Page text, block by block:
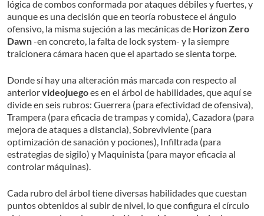
lógica de combos conformada por ataques débiles y fuertes, y
aunque es una decisión que en teoría robustece el ángulo
ofensivo, la misma sujeción a las mecánicas de Horizon Zero
Dawn-en concreto, la falta de lock system- y la siempre
traicionera cámara hacen que el apartado se sienta torpe.
Donde sí hay una alteración más marcada con respecto al
anteriorvideojuegoes en el árbol de habilidades, que aquí se
divide en seis rubros: Guerrera (para efectividad de ofensiva),
Trampera (para eficacia de trampas y comida), Cazadora (para
mejora de ataques a distancia), Sobreviviente (para
optimización de sanación y pociones), Infiltrada (para
estrategias de sigilo) y Maquinista (para mayor eficacia al
controlar máquinas).
Cada rubro del árbol tiene diversas habilidades que cuestan
puntos obtenidos al subir de nivel, lo que configura el círculo